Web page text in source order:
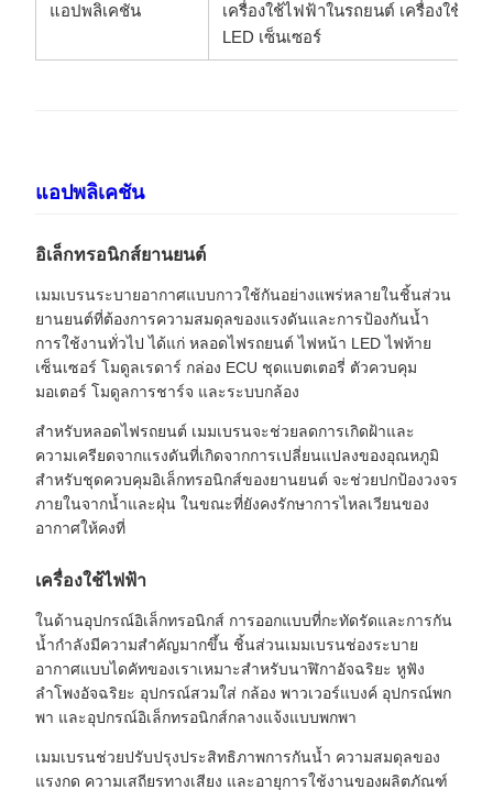
แอปพลิเคชัน
เครื่องใช้ไฟฟ้าในรถยนต์ เครื่องใช้ไ
LED เซ็นเซอร์
แอปพลิเคชัน
อิเล็กทรอนิกส์ยานยนต์
เมมเบรนระบายอากาศแบบกาวใช้กันอย่างแพร่หลายในชิ้นส่วน
ยานยนต์ที่ต้องการความสมดุลของแรงดันและการป้องกันน้ำ
การใช้งานทั่วไป ได้แก่ หลอดไฟรถยนต์ ไฟหน้า LED ไฟท้าย
เซ็นเซอร์ โมดูลเรดาร์ กล่อง ECU ชุดแบตเตอรี่ ตัวควบคุม
มอเตอร์ โมดูลการชาร์จ และระบบกล้อง
สำหรับหลอดไฟรถยนต์ เมมเบรนจะช่วยลดการเกิดฝ้าและ
ความเครียดจากแรงดันที่เกิดจากการเปลี่ยนแปลงของอุณหภูมิ
สำหรับชุดควบคุมอิเล็กทรอนิกส์ของยานยนต์ จะช่วยปกป้องวงจร
ภายในจากน้ำและฝุ่น ในขณะที่ยังคงรักษาการไหลเวียนของ
อากาศให้คงที่
เครื่องใช้ไฟฟ้า
ในด้านอุปกรณ์อิเล็กทรอนิกส์ การออกแบบที่กะทัดรัดและการกัน
น้ำกำลังมีความสำคัญมากขึ้น ชิ้นส่วนเมมเบรนช่องระบาย
อากาศแบบไดคัทของเราเหมาะสำหรับนาฬิกาอัจฉริยะ หูฟัง
ลำโพงอัจฉริยะ อุปกรณ์สวมใส่ กล้อง พาวเวอร์แบงค์ อุปกรณ์พก
พา และอุปกรณ์อิเล็กทรอนิกส์กลางแจ้งแบบพกพา
เมมเบรนช่วยปรับปรุงประสิทธิภาพการกันน้ำ ความสมดุลของ
แรงกด ความเสถียรทางเสียง และอายุการใช้งานของผลิตภัณฑ์